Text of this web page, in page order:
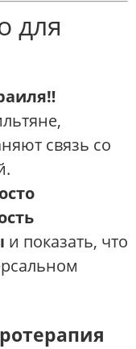
для
связь со
и показать, что